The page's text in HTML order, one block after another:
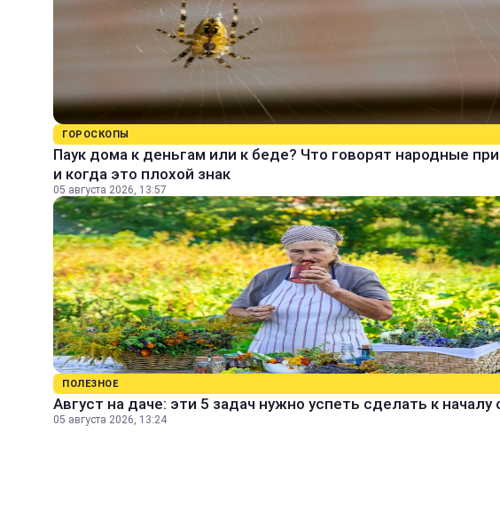
ГОРОСКОПЫ
Паук дома к деньгам или к беде? Что говорят народные
и когда это плохой знак
05 августа 2026, 13:57
ПОЛЕЗНОЕ
Август на даче: эти 5 задач нужно успеть сделать к началу
05 августа 2026, 13:24